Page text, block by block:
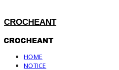
CROCHEANT
HOME
NOTICE